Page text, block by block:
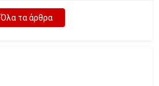
Όλα τα άρθρα